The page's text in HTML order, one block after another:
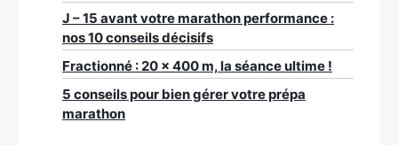
J – 15 avant votre marathon performance :
nos 10 conseils décisifs
Fractionné : 20 x 400 m, la séance ultime !
5 conseils pour bien gérer votre prépa
marathon